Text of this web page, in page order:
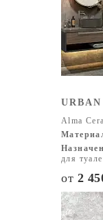
URBAN
Alma
для
от 2